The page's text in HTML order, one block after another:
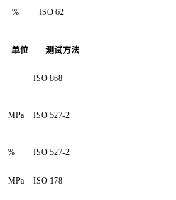
% ISO 62
单位
测试方法
ISO 868
MPa ISO 527-2
% ISO 527-2
MPa
ISO 178